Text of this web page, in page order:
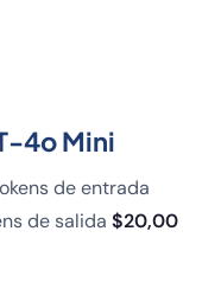
4o Mini
de entrada
de salida $20,00